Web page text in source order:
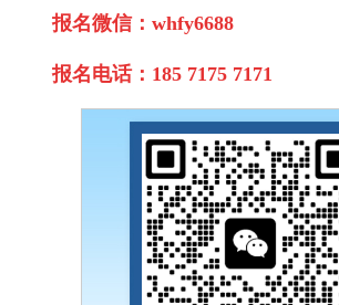
报名微信：whfy6688
报名电话：185 7175 7171